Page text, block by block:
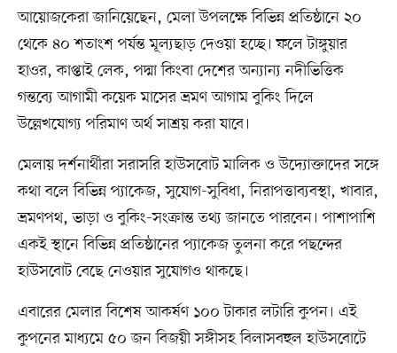
আয়োজকেরা জানিয়েছেন, মেলা উপলক্ষে বিভিন্ন প্রতিষ্ঠানে ২০
থেকে ৪০ শতাংশ পর্যন্ত মূল্যছাড় দেওয়া হচ্ছে। ফলে টাঙ্গুয়ার
হাওর, কাপ্তাই লেক, পদ্মা কিংবা দেশের অন্যান্য নদীভিত্তিক
গন্তব্যে আগামী কয়েক মাসের ভ্রমণ আগাম বুকিং দিলে
উল্লেখযোগ্য পরিমাণ অর্থ সাশ্রয় করা যাবে।
মেলায় দর্শনার্থীরা সরাসরি হাউসবোট মালিক ও উদ্যোক্তাদের সঙ্গে
কথা বলে বিভিন্ন প্যাকেজ, সুযোগ-সুবিধা, নিরাপত্তাব্যবস্থা, খাবার,
ভ্রমণপথ, ভাড়া ও বুকিং-সংক্রান্ত তথ্য জানতে পারবেন। পাশাপাশি
একই স্থানে বিভিন্ন প্রতিষ্ঠানের প্যাকেজ তুলনা করে পছন্দের
হাউসবোট বেছে নেওয়ার সুযোগও থাকছে।
এবারের মেলার বিশেষ আকর্ষণ ১০০ টাকার লটারি কুপন। এই
কুপনের মাধ্যমে ৫০ জন বিজয়ী সঙ্গীসহ বিলাসবহুল হাউসবোটে